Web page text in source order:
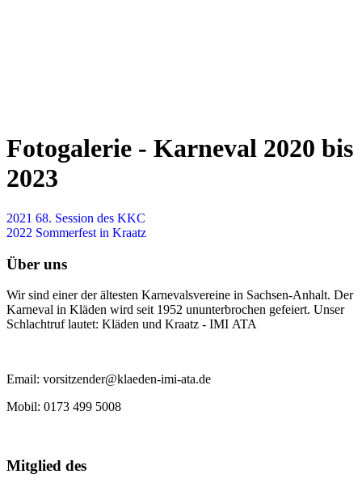
Fotogalerie - Karneval 2020 bis
2023
2021 68. Session des KKC
2022 Sommerfest in Kraatz
Über uns
Wir sind einer der ältesten Karnevalsvereine in Sachsen-Anhalt. Der
Karneval in Kläden wird seit 1952 ununterbrochen gefeiert. Unser
Schlachtruf lautet: Kläden und Kraatz - IMI ATA
Email: vorsitzender@klaeden-imi-ata.de
Mobil: 0173 499 5008
Mitglied des